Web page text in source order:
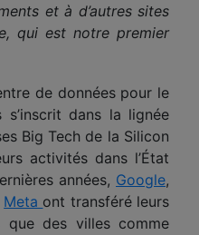
et à d’autres sites
qui est notre premier
de données pour le
dans la lignée
Big Tech de la Silicon
activités dans l’État
années, Google,
Meta ont transféré leurs
que des villes comme